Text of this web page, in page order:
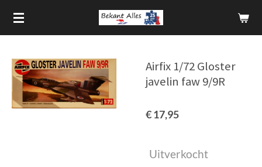
Ga
direct
hoofdinhoud
Airfix 1/72 Gloster
javelin faw 9/9R
€ 17,95
Uitverkocht